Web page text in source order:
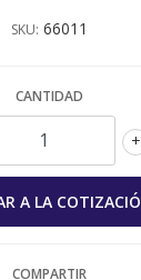
SKU: 66011
CANTIDAD
+
COMPARTIR